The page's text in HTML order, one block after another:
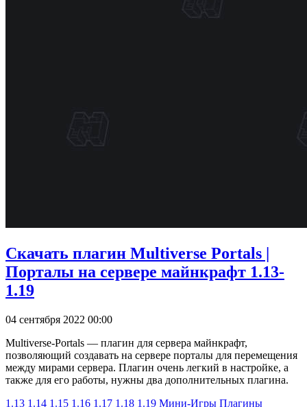
Скачать плагин Multiverse Portals |
Порталы на сервере майнкрафт 1.13-
1.19
04 сентября 2022 00:00
Multiverse-Portals — плагин для сервера майнкрафт,
позволяющий создавать на сервере порталы для перемещения
между мирами сервера. Плагин очень легкий в настройке, а
также для его работы, нужны два дополнительных плагина.
1.13 1.14 1.15 1.16 1.17 1.18 1.19 Мини-Игры Плагины